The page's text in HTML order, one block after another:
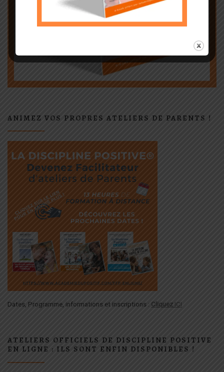
ANIMEZ VOS PROPRES ATELIERS DE PARENTS !
Dates, Programme, informations et inscriptions : Cliquez ICI
ATELIERS OFFICIELS DE DISCIPLINE POSITIVE
EN LIGNE : ILS SONT ENFIN DISPONIBLES !